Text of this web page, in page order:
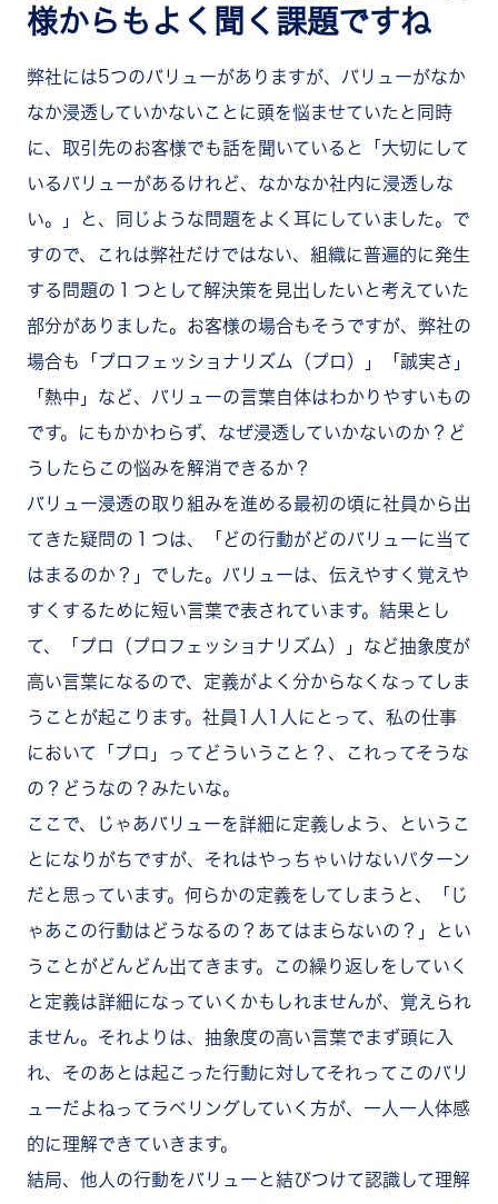
様からもよく聞く課題ですね
弊社には5つのバリューがありますが、バリューがなか
なか浸透していかないことに頭を悩ませていたと同時
に、取引先のお客様でも話を聞いていると「大切にして
いるバリューがあるけれど、なかなか社内に浸透しな
い。」と、同じような問題をよく耳にしていました。で
すので、これは弊社だけではない、組織に普遍的に発生
する問題の１つとして解決策を見出したいと考えていた
部分がありました。お客様の場合もそうですが、弊社の
場合も「プロフェッショナリズム（プロ）」「誠実さ」
「熱中」など、バリューの言葉自体はわかりやすいもの
です。にもかかわらず、なぜ浸透していかないのか？ど
うしたらこの悩みを解消できるか？
バリュー浸透の取り組みを進める最初の頃に社員から出
てきた疑問の１つは、「どの行動がどのバリューに当て
はまるのか？」でした。バリューは、伝えやすく覚えや
すくするために短い言葉で表されています。結果とし
て、「プロ（プロフェッショナリズム）」など抽象度が
高い言葉になるので、定義がよく分からなくなってしま
うことが起こります。社員1人1人にとって、私の仕事
において「プロ」ってどういうこと？、これってそうな
の？どうなの？みたいな。
ここで、じゃあバリューを詳細に定義しよう、というこ
とになりがちですが、それはやっちゃいけないパターン
だと思っています。何らかの定義をしてしまうと、「じ
ゃあこの行動はどうなるの？あてはまらないの？」とい
うことがどんどん出てきます。この繰り返しをしていく
と定義は詳細になっていくかもしれませんが、覚えられ
ません。それよりは、抽象度の高い言葉でまず頭に入
れ、そのあとは起こった行動に対してそれってこのバリ
ューだよねってラベリングしていく方が、一人一人体感
的に理解できていきます。
結局、他人の行動をバリューと結びつけて認識して理解